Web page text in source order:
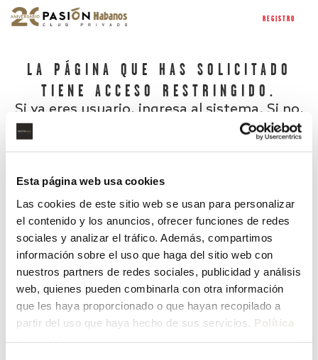
Esta página web usa cookies
Las cookies de este sitio web se usan para personalizar
el contenido y los anuncios, ofrecer funciones de redes
sociales y analizar el tráfico. Además, compartimos
información sobre el uso que haga del sitio web con
nuestros partners de redes sociales, publicidad y análisis
web, quienes pueden combinarla con otra información
que les haya proporcionado o que hayan recopilado a
partir del uso que haya hecho de sus servicios. Política
REGISTRO
LA PÁGINA QUE HAS SOLICITADO
TIENE ACCESO RESTRINGIDO.
Si ya eres usuario, ingresa al sistema. Si no,
¿Has olvidado tu contraseña?